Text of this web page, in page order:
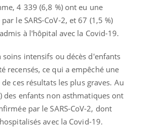
4 339 (6,8 %) ont eu une
le SARS-CoV-2, et 67 (1,5 %)
à l'hôpital avec la Covid-19.
intensifs ou décès d'enfants
recensés, ce qui a empêché une
ces résultats les plus graves. Au
des enfants non asthmatiques ont
par le SARS-CoV-2, dont
avec la Covid-19.